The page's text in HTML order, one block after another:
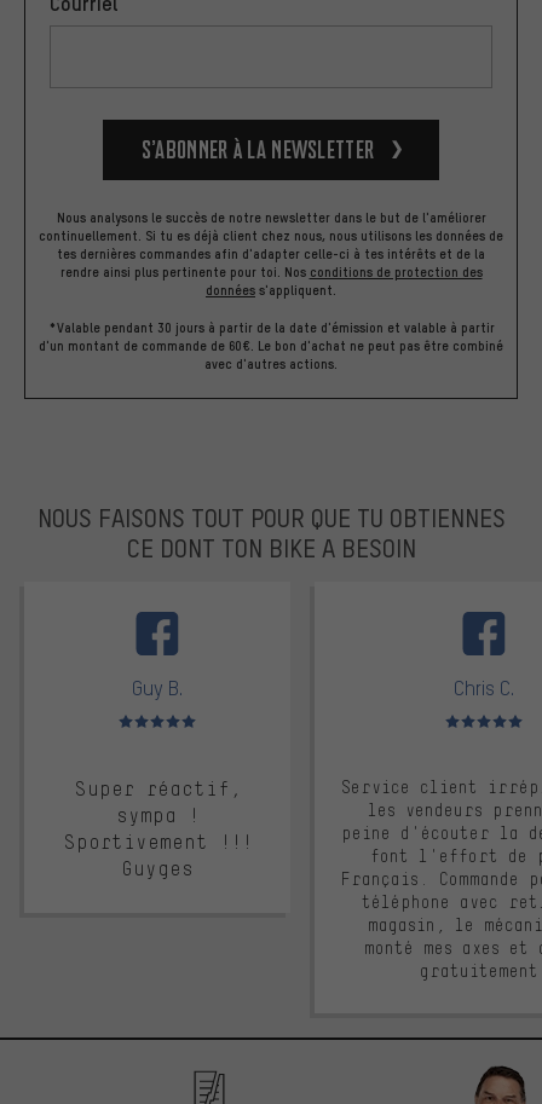
S’abonner à la newsletter
Nous analysons le succès de notre newsletter dans le but de l'améliorer
continuellement. Si tu es déjà client chez nous, nous utilisons les données de
tes dernières commandes afin d'adapter celle-ci à tes intérêts et de la
rendre ainsi plus pertinente pour toi. Nos conditions de protection des
données s'appliquent.
*Valable pendant 30 jours à partir de la date d'émission et valable à partir
d'un montant de commande de 60€. Le bon d'achat ne peut pas être combiné
avec d'autres actions.
NOUS FAISONS TOUT POUR QUE TU OBTIENNES
CE DONT TON BIKE A BESOIN
Guy B.
Note moyenne : 5 sur 5
Super réactif,
sympa !
Sportivement !!!
Guyges
Chris C.
Note moyenne :
Service client
les vendeurs
peine d'écouter la
font l'effort de
Français. Commande
téléphone avec
magasin, le
monté mes axes et